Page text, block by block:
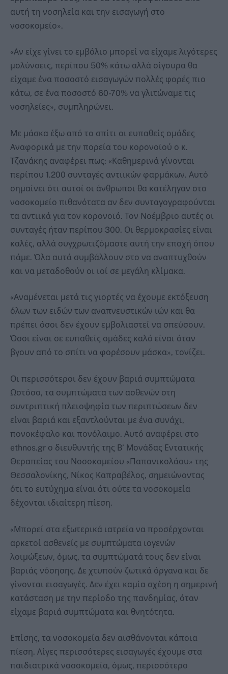
αυτή τη νοσηλεία και την εισαγωγή στο
νοσοκομείο».
«Αν είχε γίνει το εμβόλιο μπορεί να είχαμε λιγότερες
μολύνσεις, περίπου 50% κάτω αλλά σίγουρα θα
είχαμε ένα ποσοστό εισαγωγών πολλές φορές πιο
κάτω, σε ένα ποσοστό 60-70% να γλιτώναμε τις
νοσηλείες», συμπληρώνει.
Με μάσκα έξω από το σπίτι οι ευπαθείς ομάδες
Αναφορικά με την πορεία του κορονοϊού ο κ.
Τζανάκης αναφέρει πως: «Καθημερινά γίνονται
περίπου 1.200 συνταγές αντιικών φαρμάκων. Αυτό
σημαίνει ότι αυτοί οι άνθρωποι θα κατέληγαν στο
νοσοκομείο πιθανότατα αν δεν συνταγογραφούνται
τα αντιικά για τον κορονοϊό. Τον Νοέμβριο αυτές οι
συνταγές ήταν περίπου 300. Οι θερμοκρασίες είναι
καλές, αλλά συγχρωτιζόμαστε αυτή την εποχή όπου
πάμε. Όλα αυτά συμβάλλουν στο να αναπτυχθούν
και να μεταδοθούν οι ιοί σε μεγάλη κλίμακα.
«Αναμένεται μετά τις γιορτές να έχουμε εκτόξευση
όλων των ειδών των αναπνευστικών ιών και θα
πρέπει όσοι δεν έχουν εμβολιαστεί να σπεύσουν.
Όσοι είναι σε ευπαθείς ομάδες καλό είναι όταν
βγουν από το σπίτι να φορέσουν μάσκα», τονίζει.
Οι περισσότεροι δεν έχουν βαριά συμπτώματα
Ωστόσο, τα συμπτώματα των ασθενών στη
συντριπτική πλειοψηφία των περιπτώσεων δεν
είναι βαριά και εξαντλούνται με ένα συνάχι,
πονοκέφαλο και πονόλαιμο. Αυτό αναφέρει στο
ethnos.gr ο διευθυντής της Β’ Μονάδας Εντατικής
Θεραπείας του Νοσοκομείου «Παπανικολάου» της
Θεσσαλονίκης, Νίκος Καπραβέλος, σημειώνοντας
ότι το ευτύχημα είναι ότι ούτε τα νοσοκομεία
δέχονται ιδιαίτερη πίεση.
«Μπορεί στα εξωτερικά ιατρεία να προσέρχονται
αρκετοί ασθενείς με συμπτώματα ιογενών
λοιμώξεων, όμως, τα συμπτώματά τους δεν είναι
βαριάς νόσησης. Δε χτυπούν ζωτικά όργανα και δε
γίνονται εισαγωγές. Δεν έχει καμία σχέση η σημερινή
κατάσταση με την περίοδο της πανδημίας, όταν
είχαμε βαριά συμπτώματα και θνητότητα.
Επίσης, τα νοσοκομεία δεν αισθάνονται κάποια
πίεση. Λίγες περισσότερες εισαγωγές έχουμε στα
παιδιατρικά νοσοκομεία, όμως, περισσότερο